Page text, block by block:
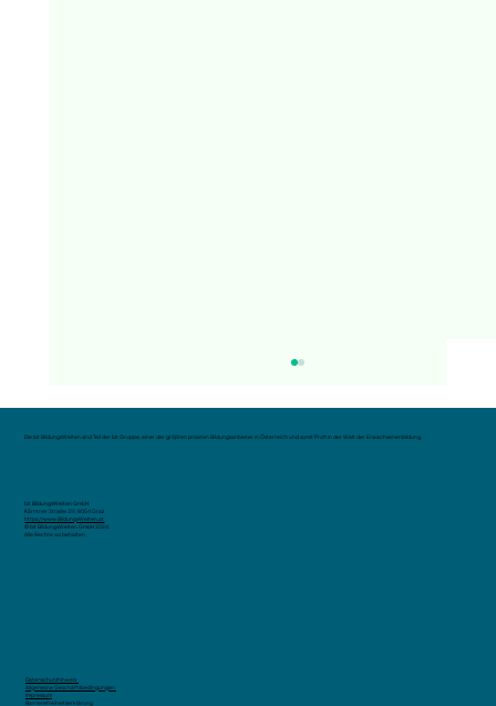
Die bit BildungsWelten sind Teil der bit Gruppe, einer der größten privaten Bildungsanbieter in Österreich und somit Profi in der Welt der Erwachsenenbildung.
bit BildungsWelten GmbH,
Kärntner Straße 311, 8054 Graz
https://www.BildungsWelten.at
© bit BildungsWelten GmbH 2024.
Alle Rechte vorbehalten.
Datenschutzhinweis
Allgemeine Geschäftsbedingungen
Impressum
Barrierefreiheitserklärung